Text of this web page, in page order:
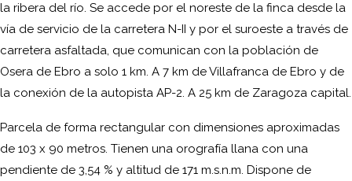
la ribera del río. Se accede por el noreste de la finca desde la
vía de servicio de la carretera N-II y por el suroeste a través de
carretera asfaltada, que comunican con la población de
Osera de Ebro a solo 1 km. A 7 km de Villafranca de Ebro y de
la conexión de la autopista AP-2. A 25 km de Zaragoza capital.
Parcela de forma rectangular con dimensiones aproximadas
de 103 x 90 metros. Tienen una orografía llana con una
pendiente de 3,54 % y altitud de 171 m.s.n.m. Dispone de